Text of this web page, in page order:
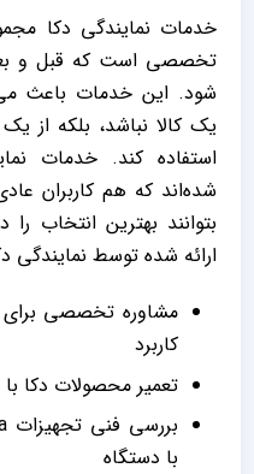
خدمات نمایندگی دکا
تخصصی است که قبل و
‌شود. این خدمات باعث
یک کالا نباشد، بلکه از
استفاده کند. خدمات
شده‌اند که هم کاربران
بتوانند بهترین انتخاب
ارائه ‌شده توسط نمایندگی
مشاوره تخصصی برای
کاربرد
تعمیر محصولات دکا
با دستگاه